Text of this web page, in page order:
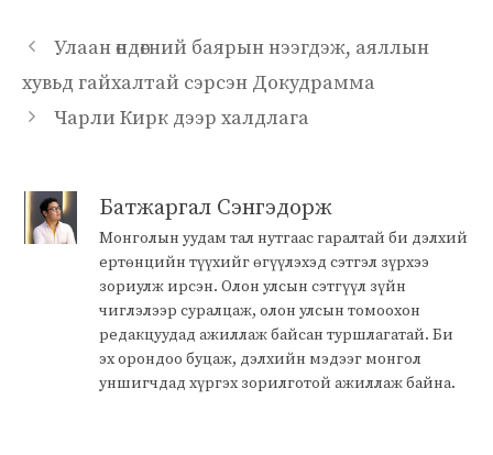
Улаан өндөгний баярын нээгдэж, аяллын
хувьд гайхалтай сэрсэн Докудрамма
Чарли Кирк дээр халдлага
Батжаргал Сэнгэдорж
Монголын уудам тал нутгаас гаралтай би дэлхий
ертөнцийн түүхийг өгүүлэхэд сэтгэл зүрхээ
зориулж ирсэн. Олон улсын сэтгүүл зүйн
чиглэлээр суралцаж, олон улсын томоохон
редакцуудад ажиллаж байсан туршлагатай. Би
эх орондоо буцаж, дэлхийн мэдээг монгол
уншигчдад хүргэх зорилготой ажиллаж байна.